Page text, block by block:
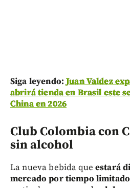
Siga leyendo:Juan Valdez
abrirá tienda en Brasil este
China en 2026
Club Colombia con
sin alcohol
La nueva bebida que estará
mercado por tiempo limitado